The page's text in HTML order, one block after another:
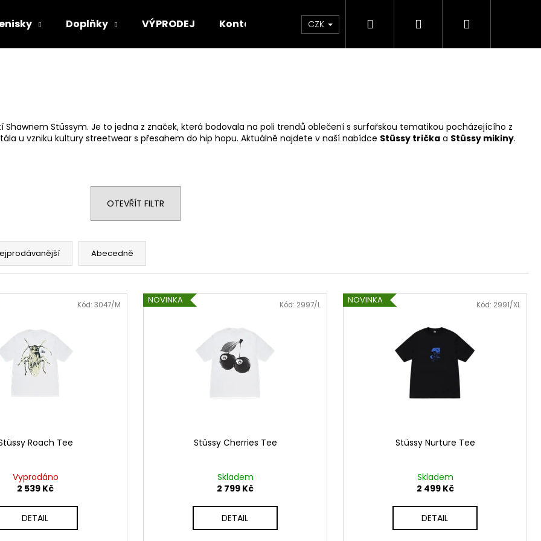
Doplňky VÝPRODEJ Kontakt Značky
CZK Hledat PřihlášeníNákupní
Stüssym. Je to jedna z značek, která bodovala na poli trendů oblečení s surfařskou tematikou pocházejícího z
u vzniku kultury streetwear s přesahem do hip hopu. Aktuálně najdete v naší nabídce Stüssy trička a Stüssy mikiny.
OTEVŘÍT FILTR
Abecedně
Roach Tee
Vyprodáno
2 539 Kč
DETAIL
Kód: 3047/M NOVINKA
Stüssy Cherries Tee
Skladem
2 799 Kč
DETAIL
Kód: 2997/L NOVINKA
Stüssy Nurture Tee
Skladem
2 499 Kč
DETAIL
Kód: 2991/XL
STÜSSY TUFF STUFF TEE
499 Kč
4 839 Kč